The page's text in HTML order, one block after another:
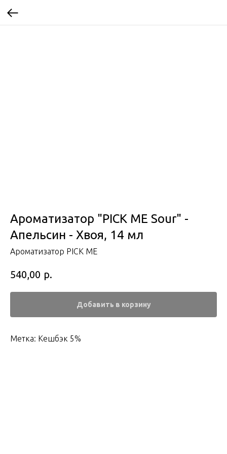
Ароматизатор "PICK ME Sour" -
Апельсин - Хвоя, 14 мл
Ароматизатор PICK ME
540,00 р.
Добавить в корзину
Метка: Кешбэк 5%